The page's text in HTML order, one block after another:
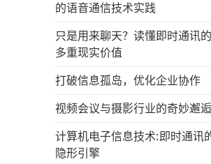
的语音通信技术实践
只是用来聊天？读懂即时通讯的
多重现实价值
打破信息孤岛，优化企业协作
视频会议与摄影行业的奇妙邂逅
计算机电子信息技术:即时通讯
隐形引擎